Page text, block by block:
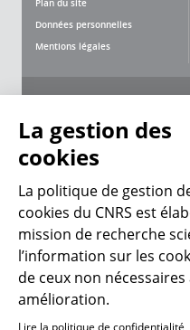
Plan du site
Données personnelles
Mentions légales
La gestion des
cookies
La politique de gestion
cookies du CNRS est
mission de recherche
l’information sur les
de ceux non
amélioration.
Lire la politique de confidentialité